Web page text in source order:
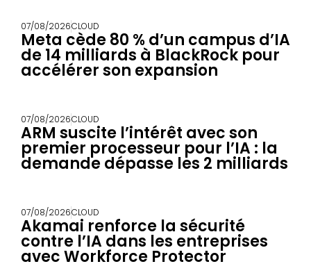
07/08/2026CLOUD
Meta cède 80 % d’un campus d’IA
de 14 milliards à BlackRock pour
accélérer son expansion
07/08/2026CLOUD
ARM suscite l’intérêt avec son
premier processeur pour l’IA : la
demande dépasse les 2 milliards
07/08/2026CLOUD
Akamai renforce la sécurité
contre l’IA dans les entreprises
avec Workforce Protector